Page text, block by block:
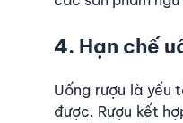
4. Hạn chế
Uống rượu là yếu
được. Rượu kết